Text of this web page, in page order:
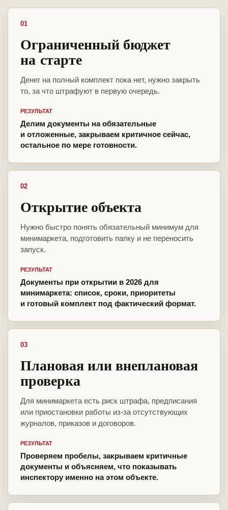
01
Ограниченный бюджет
на старте
Денег на полный комплект пока нет, нужно закрыть
то, за что штрафуют в первую очередь.
РЕЗУЛЬТАТ
Делим документы на обязательные
и отложенные, закрываем критичное сейчас,
остальное по мере готовности.
02
Открытие объекта
Нужно быстро понять обязательный минимум для
минимаркета, подготовить папку и не переносить
запуск.
РЕЗУЛЬТАТ
Документы при открытии в 2026 для
минимаркета: список, сроки, приоритеты
и готовый комплект под фактический формат.
03
Плановая или внеплановая
проверка
Для минимаркета есть риск штрафа, предписания
или приостановки работы из-за отсутствующих
журналов, приказов и договоров.
РЕЗУЛЬТАТ
Проверяем пробелы, закрываем критичные
документы и объясняем, что показывать
инспектору именно на этом объекте.